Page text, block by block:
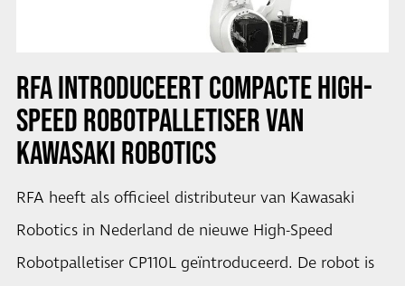
RFA INTRODUCEERT COMPACTE HIGH-
SPEED ROBOTPALLETISER VAN
KAWASAKI ROBOTICS
RFA heeft als officieel distributeur van Kawasaki
Robotics in Nederland de nieuwe High-Speed
Robotpalletiser CP110L geïntroduceerd. De robot is